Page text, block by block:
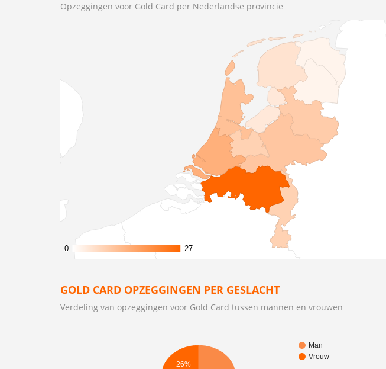
Opzeggingen voor Gold Card per Nederlandse provincie
0
0 27
27
GOLD CARD OPZEGGINGEN PER GESLACHT
Verdeling van opzeggingen voor Gold Card tussen mannen en vrouwen
Man
Vrouw
26%